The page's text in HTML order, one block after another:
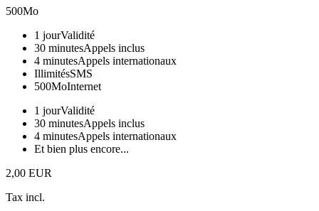
500Mo
1 jourValidité
30 minutesAppels inclus
4 minutesAppels internationaux
IllimitésSMS
500MoInternet
1 jourValidité
30 minutesAppels inclus
4 minutesAppels internationaux
Et bien plus encore...
2,00 EUR
Tax incl.